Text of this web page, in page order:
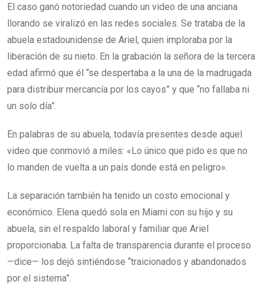
El caso ganó notoriedad cuando un video de una anciana
llorando se viralizó en las redes sociales. Se trataba de la
abuela estadounidense de Ariel, quien imploraba por la
liberación de su nieto. En la grabación la señora de la tercera
edad afirmó que él “se despertaba a la una de la madrugada
para distribuir mercancía por los cayos” y que “no fallaba ni
un solo día”.
En palabras de su abuela, todavía presentes desde aquel
video que conmovió a miles: «Lo único que pido es que no
lo manden de vuelta a un país donde está en peligro».
La separación también ha tenido un costo emocional y
económico. Elena quedó sola en Miami con su hijo y su
abuela, sin el respaldo laboral y familiar que Ariel
proporcionaba. La falta de transparencia durante el proceso
—dice— los dejó sintiéndose “traicionados y abandonados
por el sistema”.